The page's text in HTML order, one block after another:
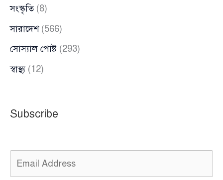
সংস্কৃতি(8)
সারাদেশ(566)
সোস্যাল পোষ্ট (293)
স্বাস্থ্য(12)
Subscribe